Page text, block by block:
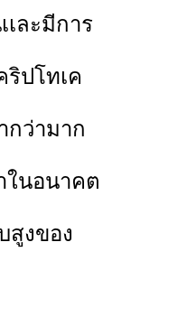
ละมีการ
ปโทเค
ว่ามาก
ในอนาคต
สูงของ